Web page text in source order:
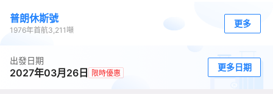
普朗休斯號
1976年首航3,211 噸
更多
出發日期
2027年03月26日 限時優惠
更多日期